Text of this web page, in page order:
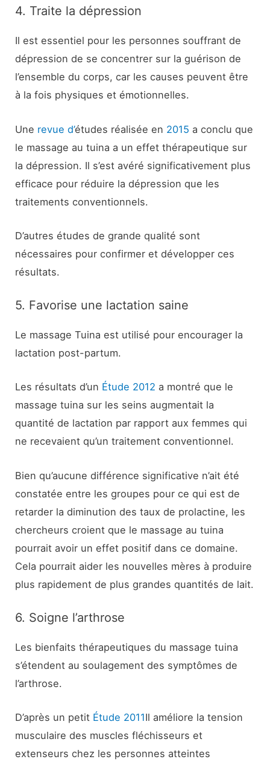
4. Traite la dépression
Il est essentiel pour les personnes souffrant de
dépression de se concentrer sur la guérison de
l’ensemble du corps, car les causes peuvent être
à la fois physiques et émotionnelles.
Une revue d’études réalisée en 2015 a conclu que
le massage au tuina a un effet thérapeutique sur
la dépression. Il s’est avéré significativement plus
efficace pour réduire la dépression que les
traitements conventionnels.
D’autres études de grande qualité sont
nécessaires pour confirmer et développer ces
résultats.
5. Favorise une lactation saine
Le massage Tuina est utilisé pour encourager la
lactation post-partum.
Les résultats d’un Étude 2012 a montré que le
massage tuina sur les seins augmentait la
quantité de lactation par rapport aux femmes qui
ne recevaient qu’un traitement conventionnel.
Bien qu’aucune différence significative n’ait été
constatée entre les groupes pour ce qui est de
retarder la diminution des taux de prolactine, les
chercheurs croient que le massage au tuina
pourrait avoir un effet positif dans ce domaine.
Cela pourrait aider les nouvelles mères à produire
plus rapidement de plus grandes quantités de lait.
6. Soigne l’arthrose
Les bienfaits thérapeutiques du massage tuina
s’étendent au soulagement des symptômes de
l’arthrose.
D’après un petit Étude 2011Il améliore la tension
musculaire des muscles fléchisseurs et
extenseurs chez les personnes atteintes